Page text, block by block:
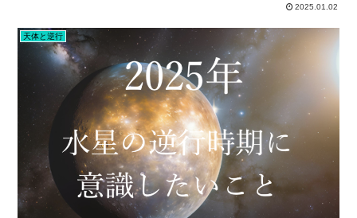
2025.01.02
天体と逆行